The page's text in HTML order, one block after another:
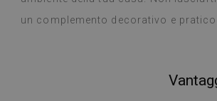
un complemento decorativo e